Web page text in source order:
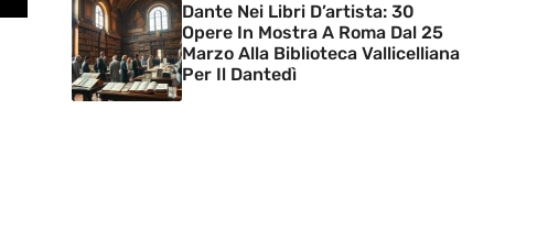
Dante Nei Libri D’artista: 30
Opere In Mostra A Roma Dal 25
Marzo Alla Biblioteca Vallicelliana
Per Il Dantedì